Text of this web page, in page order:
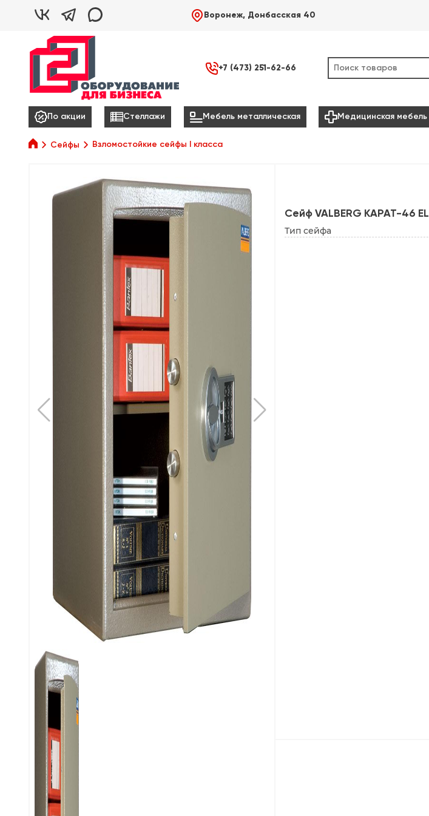
   Воронеж, Донбасская 40
+7 (473) 251-62-66
По акции Стеллажи Мебель металлическая Медицинская мебель
 Сейфы Взломостойкие сейфы I класса
Сейф VALBERG КАРАТ-46 EL
Тип сейфа